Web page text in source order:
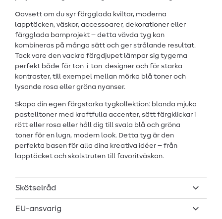
Oavsett om du syr färgglada kviltar, moderna
lapptäcken, väskor, accessoarer, dekorationer eller
färgglada barnprojekt – detta vävda tyg kan
kombineras på många sätt och ger strålande resultat.
Tack vare den vackra färgdjupet lämpar sig tygerna
perfekt både för ton-i-ton-designer och för starka
kontraster, till exempel mellan mörka blå toner och
lysande rosa eller gröna nyanser.
Skapa din egen färgstarka tygkollektion: blanda mjuka
pastelltoner med kraftfulla accenter, sätt färgklickar i
rött eller rosa eller håll dig till svala blå och gröna
toner för en lugn, modern look. Detta tyg är den
perfekta basen för alla dina kreativa idéer – från
lapptäcket och skolstruten till favoritväskan.
Skötselråd
EU-ansvarig